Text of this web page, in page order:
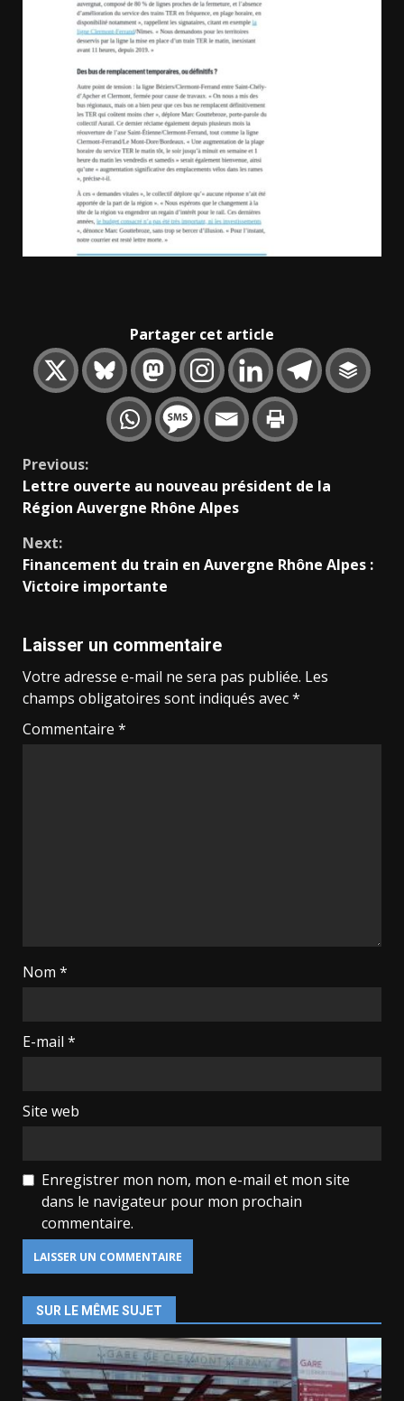
Partager cet article
Continue
Reading
Previous:
Lettre ouverte au nouveau président de la
Région Auvergne Rhône Alpes
Next:
Financement du train en Auvergne Rhône Alpes :
Victoire importante
Laisser un commentaire
Votre adresse e-mail ne sera pas publiée. Les
champs obligatoires sont indiqués avec*
Commentaire *
Nom *
E-mail *
Site web
Enregistrer mon nom, mon e-mail et mon site
dans le navigateur pour mon prochain
commentaire.
SUR LE MÊME SUJET